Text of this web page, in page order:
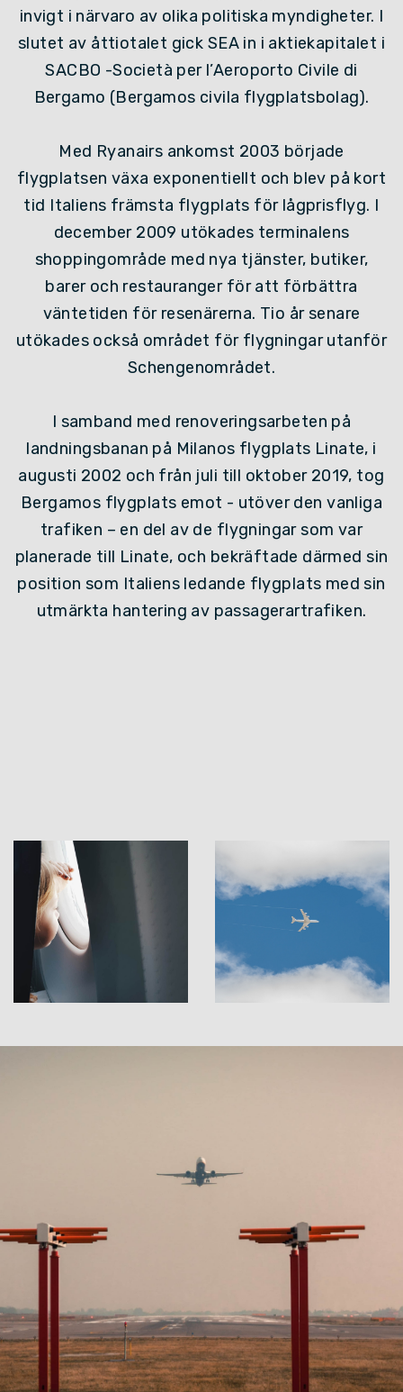
invigt i närvaro av olika politiska myndigheter. I
slutet av åttiotalet gick SEA in i aktiekapitalet i
SACBO -Società per l’Aeroporto Civile di
Bergamo (Bergamos civila flygplatsbolag).
Med Ryanairs ankomst 2003 började
flygplatsen växa exponentiellt och blev på kort
tid Italiens främsta flygplats för lågprisflyg. I
december 2009 utökades terminalens
shoppingområde med nya tjänster, butiker,
barer och restauranger för att förbättra
väntetiden för resenärerna. Tio år senare
utökades också området för flygningar utanför
Schengenområdet.
I samband med renoveringsarbeten på
landningsbanan på Milanos flygplats Linate, i
augusti 2002 och från juli till oktober 2019, tog
Bergamos flygplats emot - utöver den vanliga
trafiken – en del av de flygningar som var
planerade till Linate, och bekräftade därmed sin
position som Italiens ledande flygplats med sin
utmärkta hantering av passagerartrafiken.